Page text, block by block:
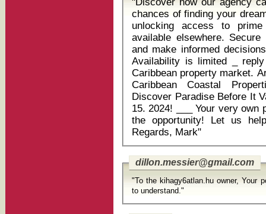
chances of finding your dream
unlocking access to
available elsewhere. Secure your spot for a personalized journey
and make informed
Availability is limited _
Caribbean property market. Are you in? Also
Caribbean Coastal
Discover Paradise Before It
15. 2024! ___ Your very
the opportunity! Let us
Regards, Mark"
dillon.messier@gmail.com
"To the kihagy6atlan.hu owner, Your
to understand."